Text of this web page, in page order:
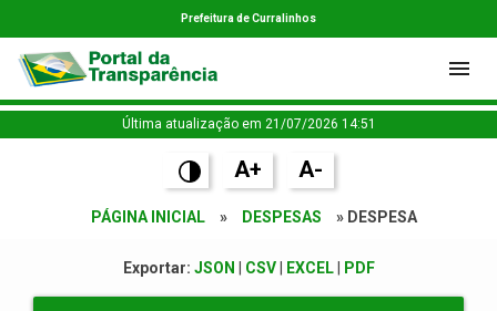
Prefeitura de Curralinhos
Última atualização em 21/07/2026 14:51
A+ A-
PÁGINA INICIAL » DESPESAS » DESPESA
Exportar: JSON CSV| EXCEL| PDF